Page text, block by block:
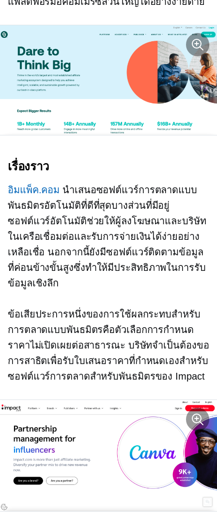
เรื่องราว
อิมแพ็ค.คอม นำเสนอซอฟต์แวร์การตลาดแบบ
พันธมิตรอัตโนมัติที่ดีที่สุดบางส่วนที่มีอยู่
ซอฟต์แวร์อัตโนมัติช่วยให้ผู้ลงโฆษณาและบริษัท
ในเครือเชื่อมต่อและรับการจ่ายเงินได้ง่ายอย่าง
เหลือเชื่อ นอกจากนี้ยังมีซอฟต์แวร์ติดตามข้อมูล
ที่ค่อนข้างขั้นสูงซึ่งทำให้มีประสิทธิภาพในการรับ
ข้อมูลเชิงลึก
ข้อเสียประการหนึ่งของการใช้ผลกระทบสำหรับ
การตลาดแบบพันธมิตรคือตัวเลือกการกำหนด
ราคาไม่เปิดเผยต่อสาธารณะ บริษัทจำเป็นต้องขอ
การสาธิตเพื่อรับใบเสนอราคาที่กำหนดเองสำหรับ
ซอฟต์แวร์การตลาดสำหรับพันธมิตรของ Impact